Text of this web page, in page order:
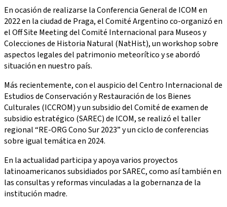
En ocasión de realizarse la Conferencia General de ICOM en
2022 en la ciudad de Praga, el Comité Argentino co-organizó en
el Off Site Meeting del Comité Internacional para Museos y
Colecciones de Historia Natural (NatHist), un workshop sobre
aspectos legales del patrimonio meteorítico y se abordó
situación en nuestro país.
Más recientemente, con el auspicio del Centro Internacional de
Estudios de Conservación y Restauración de los Bienes
Culturales (ICCROM) y un subsidio del Comité de examen de
subsidio estratégico (SAREC) de ICOM, se realizó el taller
regional “RE-ORG Cono Sur 2023” y un ciclo de conferencias
sobre igual temática en 2024.
En la actualidad participa y apoya varios proyectos
latinoamericanos subsidiados por SAREC, como así también en
las consultas y reformas vinculadas a la gobernanza de la
institución madre.